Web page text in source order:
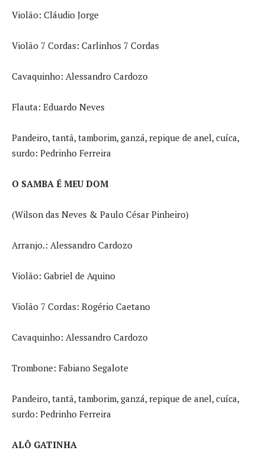
Violão: Cláudio Jorge
Violão 7 Cordas: Carlinhos 7 Cordas
Cavaquinho: Alessandro Cardozo
Flauta: Eduardo Neves
Pandeiro, tantã, tamborim, ganzá, repique de anel, cuíca,
surdo: Pedrinho Ferreira
O SAMBA É MEU DOM
(Wilson das Neves & Paulo César Pinheiro)
Arranjo.: Alessandro Cardozo
Violão: Gabriel de Aquino
Violão 7 Cordas: Rogério Caetano
Cavaquinho: Alessandro Cardozo
Trombone: Fabiano Segalote
Pandeiro, tantã, tamborim, ganzá, repique de anel, cuíca,
surdo: Pedrinho Ferreira
ALÔ GATINHA